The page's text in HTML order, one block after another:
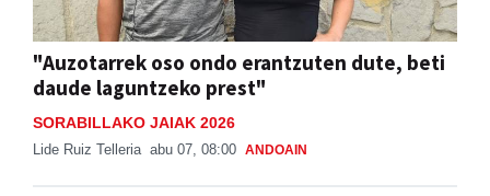
"Auzotarrek oso ondo erantzuten dute, beti
daude laguntzeko prest"
SORABILLAKO JAIAK 2026
Lide Ruiz Telleria abu 07, 08:00 ANDOAIN